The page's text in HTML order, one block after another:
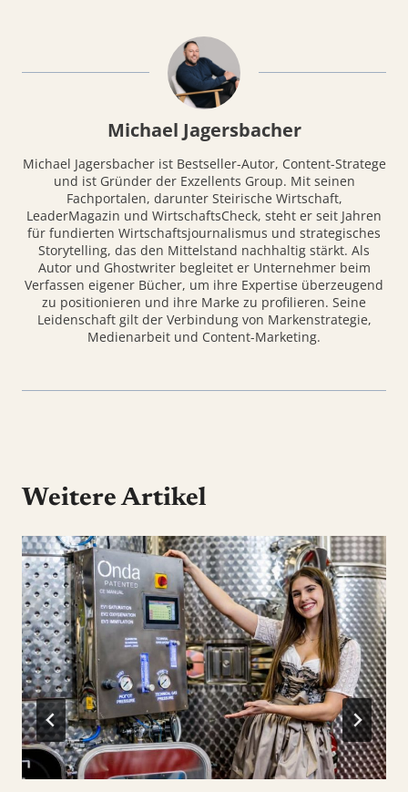
Michael Jagersbacher
Michael Jagersbacher ist Bestseller-Autor, Content-Stratege
und ist Gründer der Exzellents Group. Mit seinen
Fachportalen, darunter Steirische Wirtschaft,
LeaderMagazin und WirtschaftsCheck, steht er seit Jahren
für fundierten Wirtschaftsjournalismus und strategisches
Storytelling, das den Mittelstand nachhaltig stärkt. Als
Autor und Ghostwriter begleitet er Unternehmer beim
Verfassen eigener Bücher, um ihre Expertise überzeugend
zu positionieren und ihre Marke zu profilieren. Seine
Leidenschaft gilt der Verbindung von Markenstrategie,
Medienarbeit und Content-Marketing.
Weitere Artikel